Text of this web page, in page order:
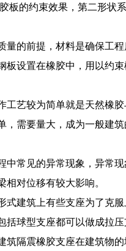
板的约束效果，第二形状
的前提，材料是确保工
板设置在橡胶中，用以约
工艺较为简单就是天然橡
需要量大，成为一般建筑
中常见的异常现象，异常
对位移有较大影响。
建筑上有些支座为了克
球型支座都可以做成拉压
筑隔震橡胶支座在建筑物